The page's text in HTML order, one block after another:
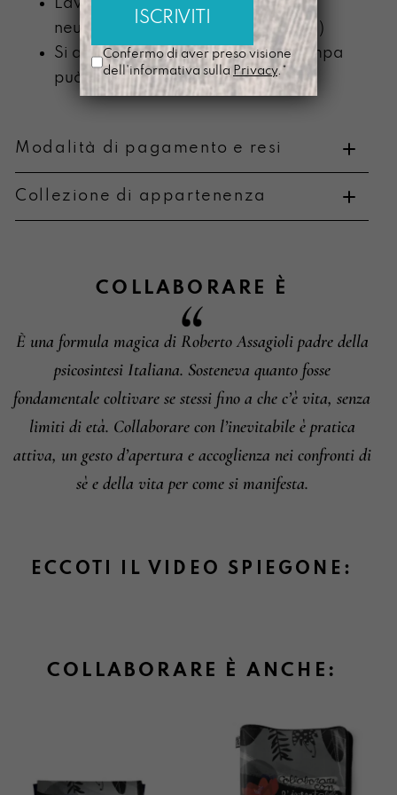
Lavabile a mano con detergente
neutro (senza componente alcolica)
Si ammorbidisce con l’uso e la stampa
può scolorire
Modalità di pagamento e resi
Informazioni su cambi e resi
Collezione di appartenenza
COLLABORARE È
È una formula magica di Roberto Assagioli padre della
psicosintesi Italiana. Sosteneva quanto fosse
fondamentale coltivare se stessi fino a che c’è vita, senza
limiti di età. Collaborare con l’inevitabile è pratica
attiva, un gesto d’apertura e accoglienza nei confronti di
sè e della vita per come si manifesta.
ECCOTI IL VIDEO SPIEGONE:
COLLABORARE È ANCHE:
Confermo di aver preso visione
dell'informativa sulla Privacy.*